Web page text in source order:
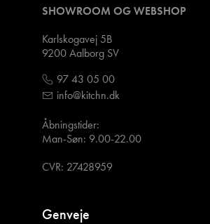
SHOWROOM OG WEBSHOP
Karlskogavej 5B
9200 Aalborg SV
97 43 05 00
info@kitchn.dk
Åbningstider:
Man-Søn: 9.00-22.00
CVR: 27428959
Genveje